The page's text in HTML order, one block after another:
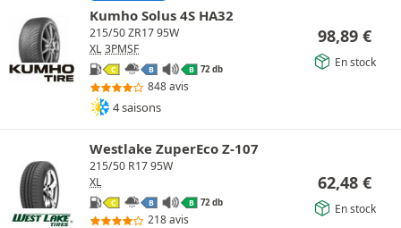
Kumho Solus 4S HA32
215/50 ZR17 95W
XL 3PMSF
C B B 72 db
848 avis
4 saisons
98,89 €
En stock
Westlake ZuperEco Z-107
215/50 R17 95W
XL
C B B 72 db
218 avis
62,48 €
En stock